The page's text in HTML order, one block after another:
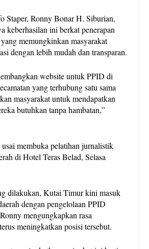
Staper, Ronny Bonar H. Siburian,
keberhasilan ini berkat penerapan
memungkinkan masyarakat
dengan lebih mudah dan transparan.
website untuk PPID di
yang terhubung satu sama
masyarakat untuk mendapatkan
butuhkan tanpa hambatan,”
membuka pelatihan jurnalistik
di Hotel Teras Belad, Selasa
dilakukan, Kutai Timur kini masuk
dengan pengelolaan PPID
mengungkapkan rasa
meningkatkan posisi tersebut.